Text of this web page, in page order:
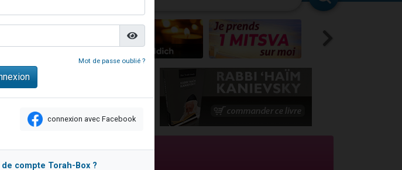
la jambe de Yohan
: pauvres d'Israel
Mot de passe oublié ?
connexion avec Facebook
compte Torah-Box ?